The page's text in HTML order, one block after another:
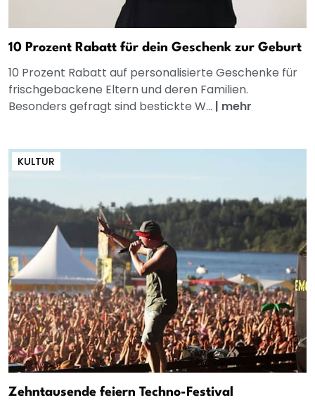
10 Prozent Rabatt für dein Geschenk zur Geburt
10 Prozent Rabatt auf personalisierte Geschenke für
frischgebackene Eltern und deren Familien.
Besonders gefragt sind bestickte W... | mehr
KULTUR
Zehntausende feiern Techno-Festival